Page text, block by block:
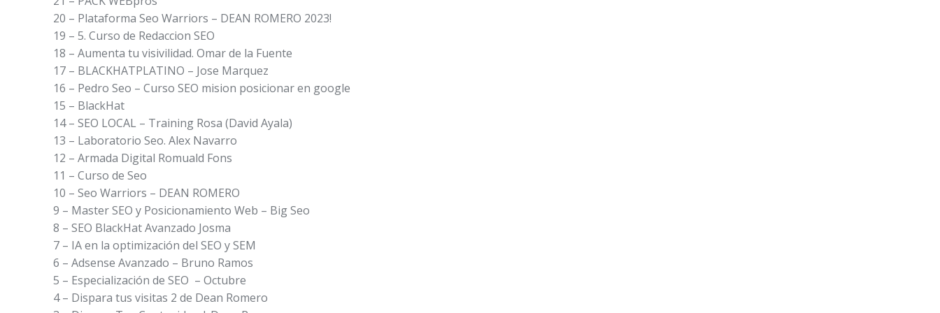
20 – Plataforma Seo Warriors – DEAN ROMERO 2023!
19 – 5. Curso de Redaccion SEO
18 – Aumenta tu visivilidad. Omar de la Fuente
17 – BLACKHATPLATINO – Jose Marquez
16 – Pedro Seo – Curso SEO mision posicionar en google
15 – BlackHat
14 – SEO LOCAL – Training Rosa (David Ayala)
13 – Laboratorio Seo. Alex Navarro
12 – Armada Digital Romuald Fons
11 – Curso de Seo
10 – Seo Warriors – DEAN ROMERO
9 – Master SEO y Posicionamiento Web – Big Seo
8 – SEO BlackHat Avanzado Josma
7 – IA en la optimización del SEO y SEM
6 – Adsense Avanzado – Bruno Ramos
5 – Especialización de SEO – Octubre
4 – Dispara tus visitas 2 de Dean Romero